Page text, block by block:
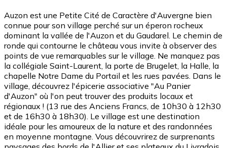
Auzon est une Petite Cité de Caractère d'Auvergne bien
connue pour son village perché sur un éperon rocheux
dominant la vallée de l'Auzon et du Gaudarel. Le chemin de
ronde qui contourne le château vous invite à observer des
points de vue remarquables sur le village. Ne manquez pas
la collégiale Saint-Laurent, la porte de Brugelet, la Halle, la
chapelle Notre Dame du Portail et les rues pavées. Dans le
village, découvrez l'épicerie associative "Au Panier
d'Auzon" où l'on peut trouver des produits locaux et
régionaux ! (13 rue des Anciens Francs, de 10h30 à 12h30
et de 16h30 à 18h30). Le village est une destination
idéale pour les amoureux de la nature et des randonnées
en moyenne montagne. Vous découvrirez de surprenants